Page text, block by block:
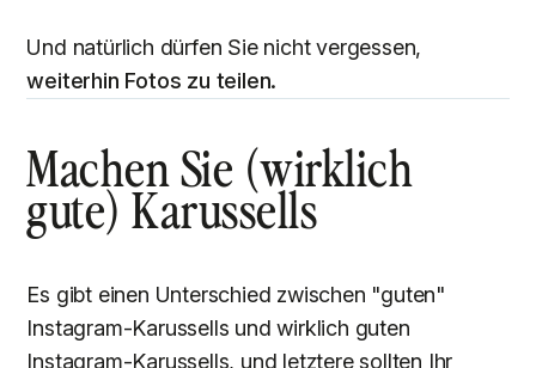
Und natürlich dürfen Sie nicht vergessen,
weiterhin Fotos zu teilen.
Machen Sie (wirklich
gute) Karussells
Es gibt einen Unterschied zwischen "guten"
Instagram-Karussells und wirklich guten
Instagram-Karussells, und letztere sollten Ihr